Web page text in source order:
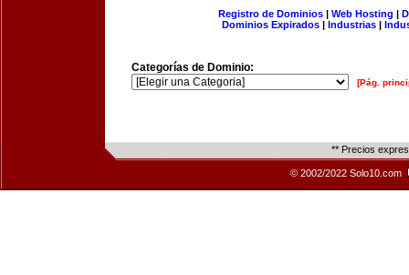
Registro de Dominios| Web Hosting |
Dominios Expirados | Industrias |
Categorías de Dominio:
[Pág.
** Precios
© 2002/2022 Solo10.com